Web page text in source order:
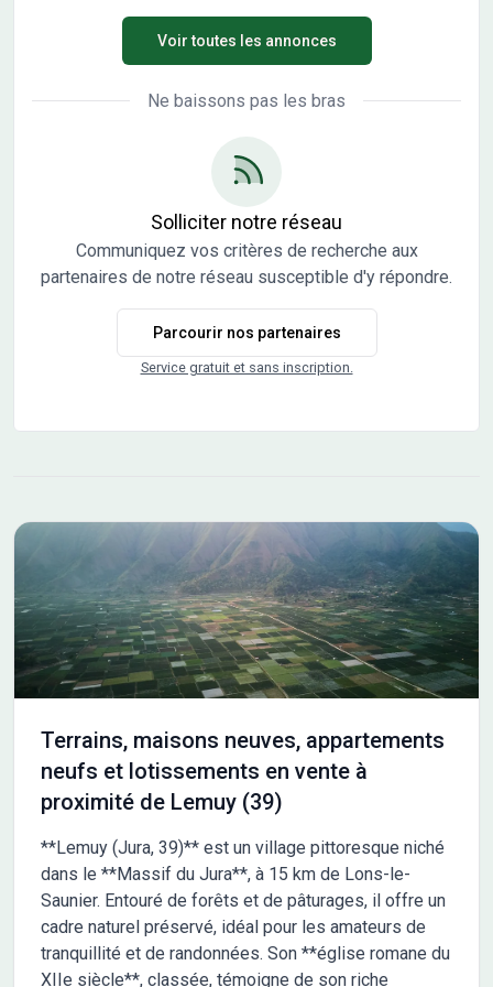
authentique. Commune de caractère campagnard,
Pelousey s'étire au pied d'un coteau jadis recouvert de
vignes. Avec sa zone industrielle de 17 ha, c'est une
commune dynamique offrant de nombreuses
proximité des établissements scolaires, c'est une adresse
rêvée pour les familles en quête de sérénité. Tous les
services nécessaires au quotidien sont accessibles à
viabilisés dont 1 lot collectif pour la réalisation de 4
logements au centre de la commune. Les aménagements
et les prestations sont de qualité : lotissement en
impasse, large voie de circulation en double sens, liaison
piétonne Les informations sur l'état des risques auxquels
Voir toutes les annonces
Ne baissons pas les bras
Solliciter notre réseau
Communiquez vos critères de recherche aux
partenaires de notre réseau susceptible d'y répondre.
Parcourir nos partenaires
Service gratuit et sans inscription.
Terrains, maisons neuves, appartements
neufs et lotissements en vente à
proximité de Lemuy (39)
**Lemuy (Jura, 39)** est un village pittoresque niché
dans le **Massif du Jura**, à 15 km de Lons-le-
Saunier. Entouré de forêts et de pâturages, il offre un
cadre naturel préservé, idéal pour les amateurs de
tranquillité et de randonnées. Son **église romane du
XIIe siècle**, classée, témoigne de son riche